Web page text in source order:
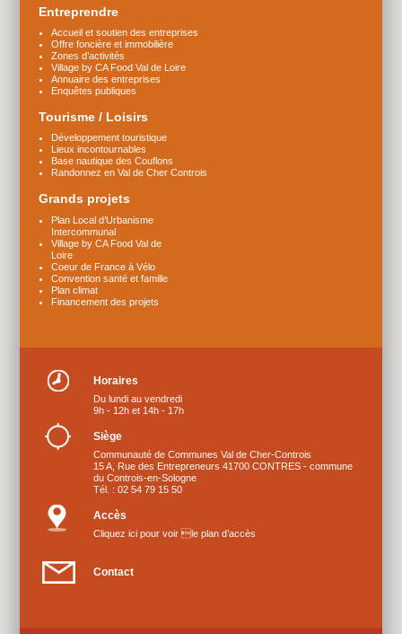
Entreprendre
Accueil et soutien des entreprises
Offre foncière et immobilière
Zones d’activités
Village by CA Food Val de Loire
Annuaire des entreprises
Enquêtes publiques
Tourisme / Loisirs
Développement touristique
Lieux incontournables
Base nautique des Couflons
Randonnez en Val de Cher Controis
Grands projets
Plan Local d’Urbanisme
Intercommunal
Village by CA Food Val de
Loire
Coeur de France à Vélo
Convention santé et famille
Plan climat
Financement des projets
Horaires
Du lundi au vendredi
9h - 12h et 14h - 17h
Siège
Communauté de Communes Val de Cher-Controis
15 A, Rue des Entrepreneurs 41700 CONTRES - commune
du Controis-en-Sologne
Tél. : 02 54 79 15 50
Accès
Cliquez ici pour voir le plan d’accès
Contact